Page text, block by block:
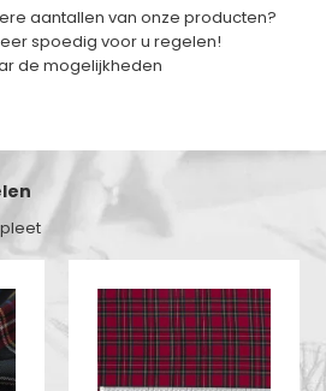
aantallen van onze producten?
spoedig voor u regelen!
de mogelijkheden